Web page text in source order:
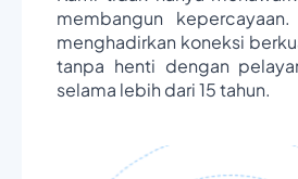
membangun
menghadirkan koneksi
tanpa henti dengan
selama lebih dari 15 tahun.